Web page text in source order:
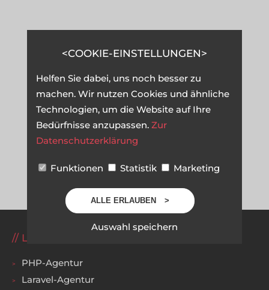
LEISTUNGEN
PHP-Agentur
Laravel-Agentur
COOKIE-EINSTELLUNGEN
Helfen Sie dabei, uns noch besser zu
machen. Wir nutzen Cookies und ähnliche
Technologien, um die Website auf Ihre
Bedürfnisse anzupassen. Zur
Datenschutzerklärung
Funktionen Statistik Marketing
ALLE ERLAUBEN
Auswahl speichern